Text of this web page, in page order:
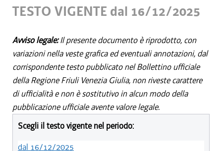
TESTO VIGENTE dal 16/12/2025
Avviso legale:Il presente documento è riprodotto, con
variazioni nella veste grafica ed eventuali annotazioni, dal
corrispondente testo pubblicato nel Bollettino ufficiale
della Regione Friuli Venezia Giulia, non riveste carattere
di ufficialità e non è sostitutivo in alcun modo della
pubblicazione ufficiale avente valore legale.
Scegli il testo vigente nel periodo:
dal 16/12/2025